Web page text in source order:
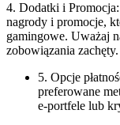
4. Dodatki i
nagrody i promocje,
gamingowe. Uważaj
zobowiązania zachęty.
5. Opcje
preferowane
e-portfele lub